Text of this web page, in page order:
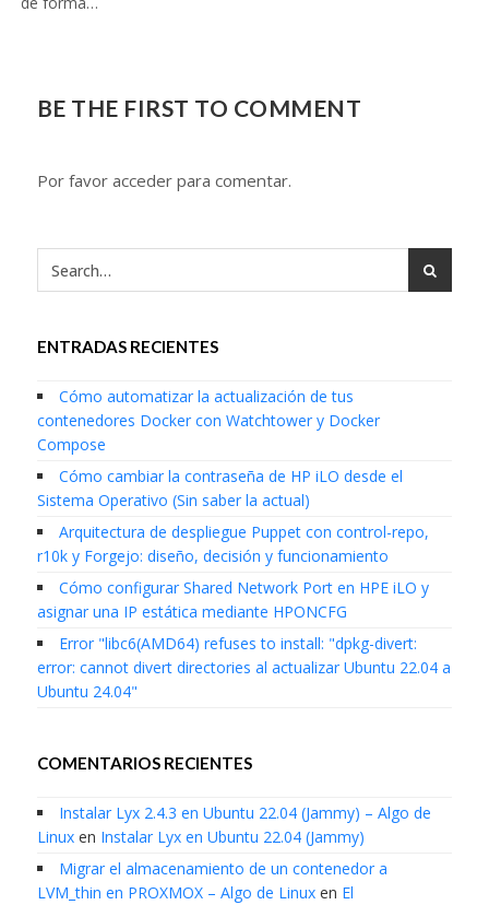
BE THE FIRST TO COMMENT
Por favor acceder para comentar.
ENTRADAS RECIENTES
Cómo automatizar la actualización de tus
contenedores Docker con Watchtower y Docker
Compose
Cómo cambiar la contraseña de HP iLO desde el
Sistema Operativo (Sin saber la actual)
Arquitectura de despliegue Puppet con control-repo,
r10k y Forgejo: diseño, decisión y funcionamiento
Cómo configurar Shared Network Port en HPE iLO y
asignar una IP estática mediante HPONCFG
Error "libc6(AMD64) refuses to install: "dpkg-divert:
error: cannot divert directories al actualizar Ubuntu 22.04 a
Ubuntu 24.04"
COMENTARIOS RECIENTES
Instalar Lyx 2.4.3 en Ubuntu 22.04 (Jammy) – Algo de
Linuxen Instalar Lyx en Ubuntu 22.04 (Jammy)
Migrar el almacenamiento de un contenedor a
LVM_thin en PROXMOX – Algo de Linuxen El